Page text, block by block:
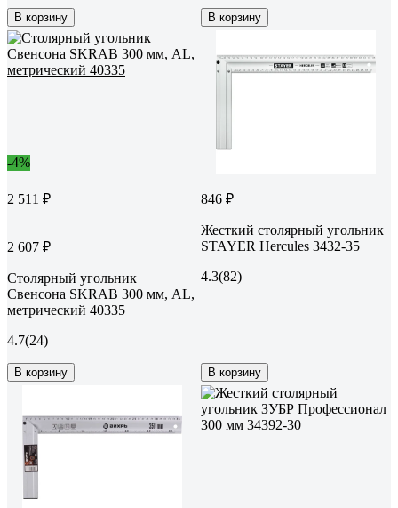
В корзину В корзину
-4%
2 511 ₽
2 607 ₽
Столярный угольник
Свенсона SKRAB 300 мм, AL,
метрический 40335
4.7(24)
В корзину
846 ₽
Жесткий столярный угольник
STAYER Hercules 3432-35
4.3(82)
В корзину